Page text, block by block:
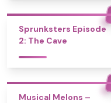
Sprunksters Episode
2: The Cave
Musical Melons –